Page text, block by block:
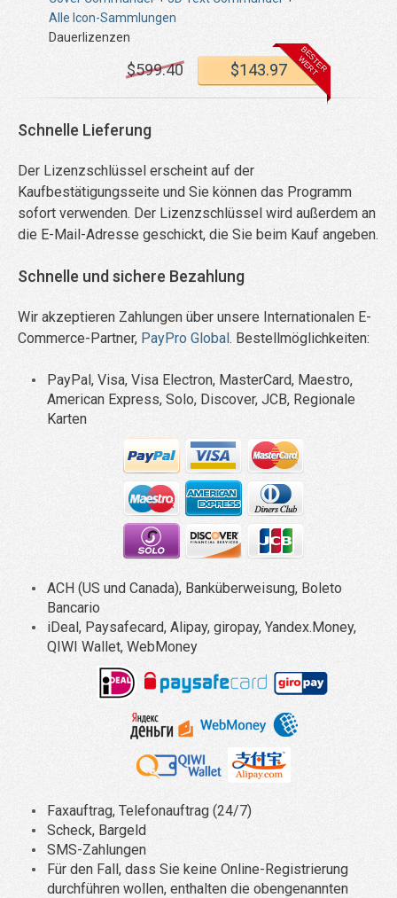
Alle Icon-Sammlungen
Dauerlizenzen
$599.40 $143.97
Schnelle Lieferung
Der Lizenzschlüssel erscheint auf der
Kaufbestätigungsseite und Sie können das Programm
sofort verwenden. Der Lizenzschlüssel wird außerdem an
die E-Mail-Adresse geschickt, die Sie beim Kauf angeben.
Schnelle und sichere Bezahlung
Wir akzeptieren Zahlungen über unsere Internationalen E-
Commerce-Partner, PayPro Global. Bestellmöglichkeiten:
PayPal, Visa, Visa Electron, MasterCard, Maestro,
American Express, Solo, Discover, JCB, Regionale
Karten
ACH (US und Canada), Banküberweisung, Boleto
Bancario
iDeal, Paysafecard, Alipay, giropay, Yandex.Money,
QIWI Wallet, WebMoney
Faxauftrag, Telefonauftrag (24/7)
Scheck, Bargeld
SMS-Zahlungen
Für den Fall, dass Sie keine Online-Registrierung
durchführen wollen, enthalten die obengenannten